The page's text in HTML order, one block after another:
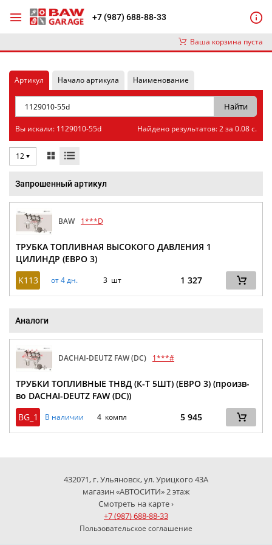
+7 (987) 688-88-33
Ваша корзина пуста
Артикул Начало артикула Наименование
Вы искали: 1129010-55d Найдено результатов: 2 за 0.08 с.
12
Запрошенный артикул
BAW 1***D
ТРУБКА ТОПЛИВНАЯ ВЫСОКОГО ДАВЛЕНИЯ 1
ЦИЛИНДР (ЕВРО 3)
K113
от 4 дн. 3 шт 1 327
Аналоги
DACHAI-DEUTZ FAW (DC) 1***#
ТРУБКИ ТОПЛИВНЫЕ ТНВД (К-Т 5ШТ) (ЕВРО 3) (произв-
во DACHAI-DEUTZ FAW (DC))
BG_1
В наличии 4 компл 5 945
432071, г. Ульяновск, ул. Урицкого 43А
магазин «АВТОСИТИ» 2 этаж
Смотреть на карте ›
+7 (987) 688-88-33
Пользовательское соглашение